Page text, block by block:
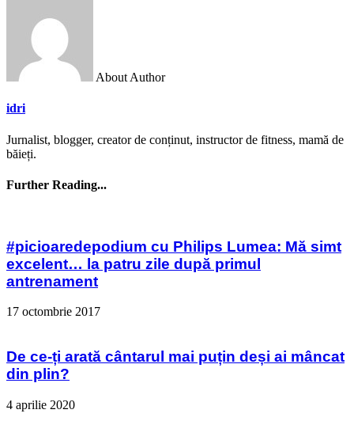
About Author
idri
Jurnalist, blogger, creator de conținut, instructor de fitness, mamă de
băieți.
Further Reading...
#picioaredepodium cu Philips Lumea: Mă simt
excelent… la patru zile după primul
antrenament
17 octombrie 2017
De ce-ți arată cântarul mai puțin deși ai mâncat
din plin?
4 aprilie 2020